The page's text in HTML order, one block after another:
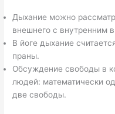
Дыхание можно
внешнего с внутренним в
В йоге дыхание
праны.
Обсуждение свободы в
людей: математически
две свободы.